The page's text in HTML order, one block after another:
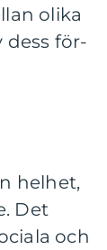
olika
för-
helhet,
Det
och